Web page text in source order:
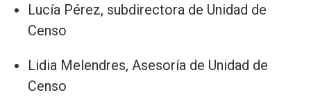
Lucía Pérez, subdirectora de Unidad de
Censo
Lidia Melendres, Asesoría de Unidad de
Censo